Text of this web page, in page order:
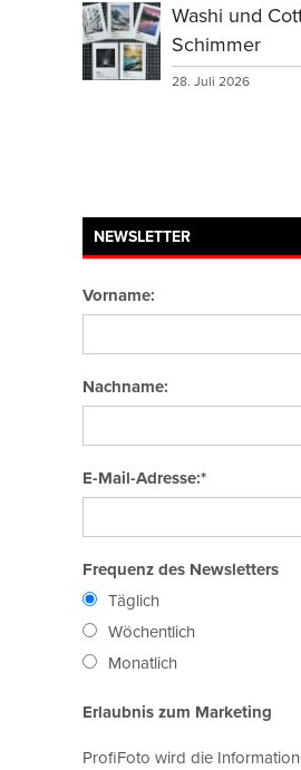
Washi und
Schimmer
28. Juli 2026
NEWSLETTER
Vorname:
Nachname:
E-Mail-Adresse:*
Frequenz des Newsletters
Täglich
Wöchentlich
Monatlich
Erlaubnis zum Marketing
ProfiFoto wird die